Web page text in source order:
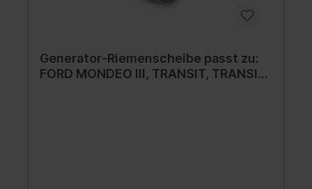
Generator-Riemenscheibe passt zu:
FORD MONDEO III, TRANSIT, TRANSIT